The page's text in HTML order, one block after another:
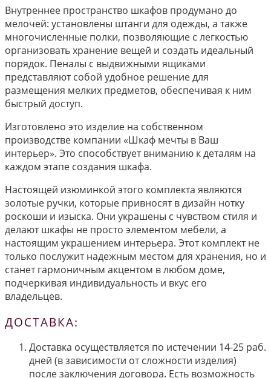
Внутреннее пространство шкафов продумано до
мелочей: установлены штанги для одежды, а также
многочисленные полки, позволяющие с легкостью
организовать хранение вещей и создать идеальный
порядок. Пеналы с выдвижными ящиками
представляют собой удобное решение для
размещения мелких предметов, обеспечивая к ним
быстрый доступ.
Изготовлено это изделие на собственном
производстве компании «Шкаф мечты в Ваш
интерьер». Это способствует вниманию к деталям на
каждом этапе создания шкафа.
Настоящей изюминкой этого комплекта являются
золотые ручки, которые привносят в дизайн нотку
роскоши и изыска. Они украшены с чувством стиля и
делают шкафы не просто элементом мебели, а
настоящим украшением интерьера. Этот комплект не
только послужит надежным местом для хранения, но и
станет гармоничным акцентом в любом доме,
подчеркивая индивидуальность и вкус его
владельцев.
ДОСТАВКА:
Доставка осуществляется по истечении 14-25 раб.
дней (в зависимости от сложности изделия)
после заключения договора. Есть возможность